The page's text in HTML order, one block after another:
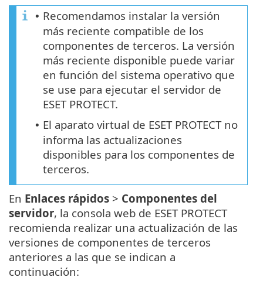
• Recomendamos instalar la versión
más reciente compatible de los
componentes de terceros. La versión
más reciente disponible puede variar
en función del sistema operativo que
se use para ejecutar el servidor de
ESET PROTECT.
• El aparato virtual de ESET PROTECT no
informa las actualizaciones
disponibles para los componentes de
terceros.
En Enlaces rápidos > Componentes del
servidor, la consola web de ESET PROTECT
recomienda realizar una actualización de las
versiones de componentes de terceros
anteriores a las que se indican a
continuación: